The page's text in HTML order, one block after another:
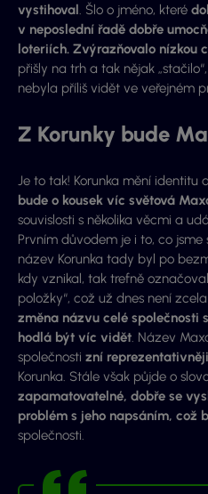
vystihoval. Šlo o jméno, které
v neposlední řadě dobře
loteriích. Zvýrazňovalo nízkou
přišly na trh a tak nějak
nebyla příliš vidět ve veřejném
Z Korunky bude
Je to tak! Korunka mění identitu a
bude o kousek víc světová
souvislosti s několika věcmi a
Prvním důvodem je i to, co
název Korunka tady byl po
kdy vznikal, tak trefně
položky“, což už dnes není
změna názvu celé společnosti
hodlá být víc vidět. Název
společnosti zní
Korunka. Stále však půjde o
zapamatovatelné, dobře se
problém s jeho napsáním, což
společnosti.